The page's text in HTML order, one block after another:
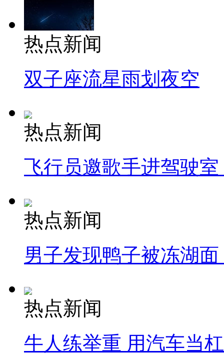
热点新闻
双子座流星雨划夜空
热点新闻
飞行员邀歌手进驾驶
热点新闻
男子发现鸭子被冻湖
热点新闻
牛人练举重 用汽车当